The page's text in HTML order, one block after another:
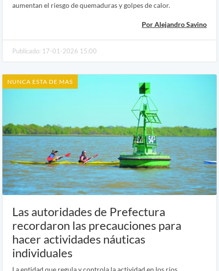
aumentan el riesgo de quemaduras y golpes de calor.
Por Alejandro Savino
Publicado: 17-01-2026 15:00
NUNCA ESTA DE MAS
Las autoridades de Prefectura
recordaron las precauciones para
hacer actividades náuticas
individuales